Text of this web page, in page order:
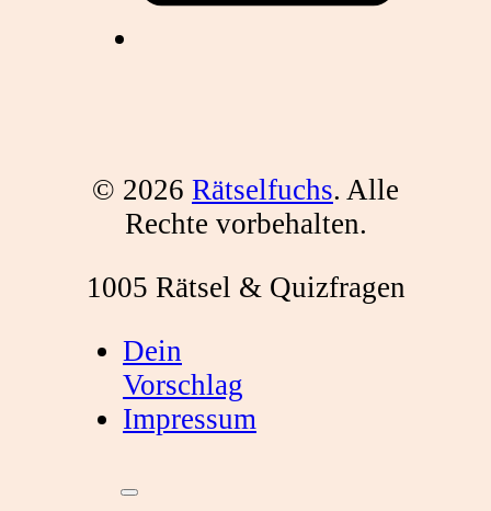
© 2026 Rätselfuchs. Alle
Rechte vorbehalten.
1005 Rätsel & Quizfragen
Dein
Vorschlag
Impressum